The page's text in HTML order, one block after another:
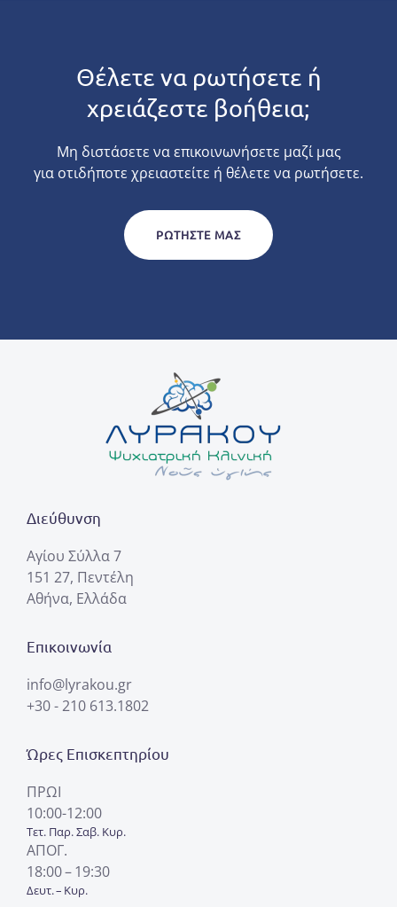
Θέλετε να ρωτήσετε ή
χρειάζεστε βοήθεια;
Μη διστάσετε να επικοινωνήσετε μαζί μας
για οτιδήποτε χρειαστείτε ή θέλετε να ρωτήσετε.
ΡΩΤΉΣΤΕ ΜΑΣ
Διεύθυνση
Αγίου Σύλλα 7
151 27, Πεντέλη
Αθήνα, Ελλάδα
Επικοινωνία
info@lyrakou.gr
+30 - 210 613.1802
Ώρες Επισκεπτηρίου
ΠΡΩΙ
10:00-12:00
Τετ. Παρ. Σαβ. Κυρ.
ΑΠΟΓ.
18:00 – 19:30
Δευτ. – Κυρ.